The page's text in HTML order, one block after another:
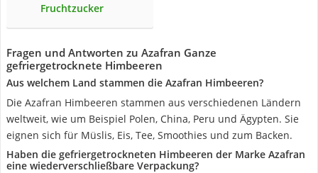
Fruchtzucker
Fragen und Antworten zu Azafran Ganze
gefriergetrocknete Himbeeren
Aus welchem Land stammen die Azafran Himbeeren?
Die Azafran Himbeeren stammen aus verschiedenen Ländern
weltweit, wie um Beispiel Polen, China, Peru und Ägypten. Sie
eignen sich für Müslis, Eis, Tee, Smoothies und zum Backen.
Haben die gefriergetrockneten Himbeeren der Marke Azafran
eine wiederverschließbare Verpackung?